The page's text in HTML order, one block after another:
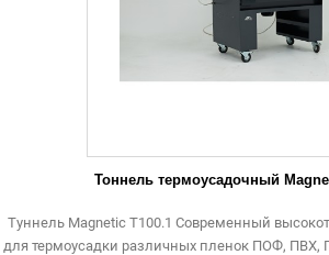
Тоннель термоусадочный
Туннель Magnetic Т100.1 Современный
для термоусадки различных пленок ПОФ,